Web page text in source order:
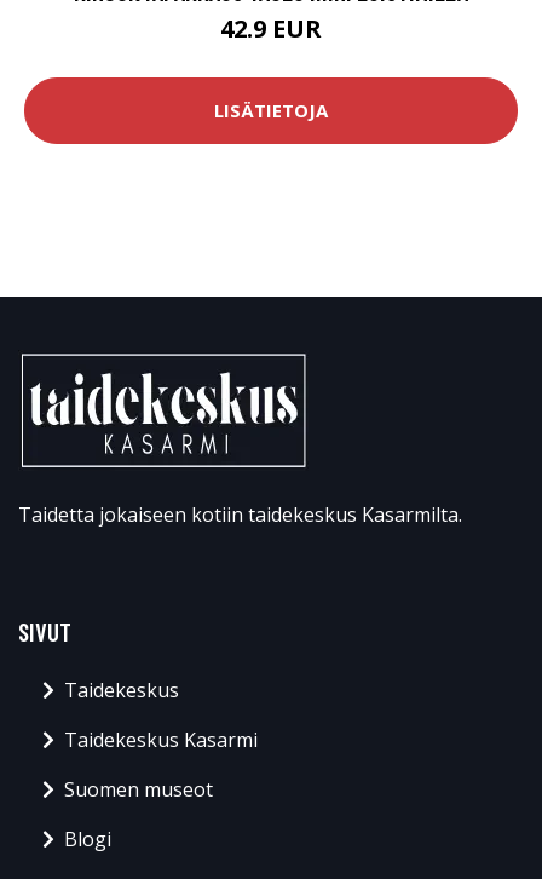
42.9 EUR
LISÄTIETOJA
Taidetta jokaiseen kotiin taidekeskus Kasarmilta.
SIVUT
Taidekeskus
Taidekeskus Kasarmi
Suomen museot
Blogi